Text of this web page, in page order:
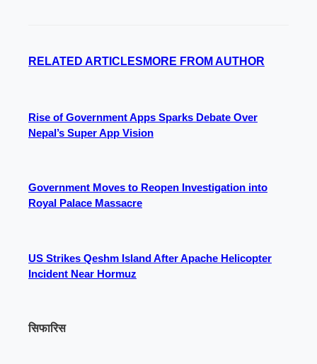
RELATED ARTICLES MORE FROM AUTHOR
Rise of Government Apps Sparks Debate Over
Nepal’s Super App Vision
Government Moves to Reopen Investigation into
Royal Palace Massacre
US Strikes Qeshm Island After Apache Helicopter
Incident Near Hormuz
सिफारिस